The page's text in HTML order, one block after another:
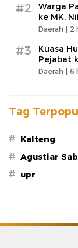
#2
Warga
ke MK,
Daerah | 2
#3
Kuasa
Pejabat
Daerah | 6
Tag
# Kalteng
# Agustiar
# upr